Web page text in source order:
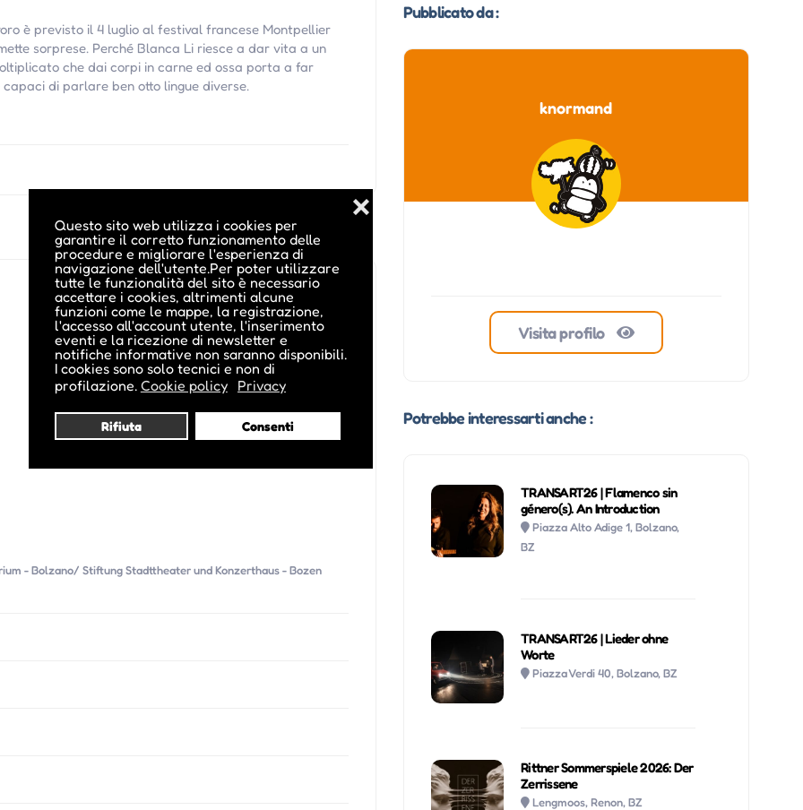
Questo sito web utilizza i cookies per
garantire il corretto funzionamento delle
procedure e migliorare l'esperienza di
navigazione dell'utente.Per poter utilizzare
tutte le funzionalità del sito è necessario
accettare i cookies, altrimenti alcune
funzioni come le mappe, la registrazione,
l'accesso all'account utente, l'inserimento
eventi e la ricezione di newsletter e
notifiche informative non saranno disponibili.
I cookies sono solo tecnici e non di
profilazione. Cookie policy Privacy
Rifiuta Consenti
❌
è previsto il 4 luglio al festival francese Montpellier
sorprese. Perché Blanca Li riesce a dar vita a un
che dai corpi in carne ed ossa porta a far
di parlare ben otto lingue diverse.
- Bolzano/ Stiftung Stadttheater und Konzerthaus - Bozen
Pubblicato da :
knormand
Visita profilo
Potrebbe interessarti anche :
TRANSART26 | Flamenco sin
género(s). An Introduction
Piazza Alto Adige 1, Bolzano,
BZ
TRANSART26 | Lieder ohne
Worte
Piazza Verdi 40, Bolzano, BZ
Rittner Sommerspiele 2026: Der
Zerrissene
Lengmoos, Renon, BZ